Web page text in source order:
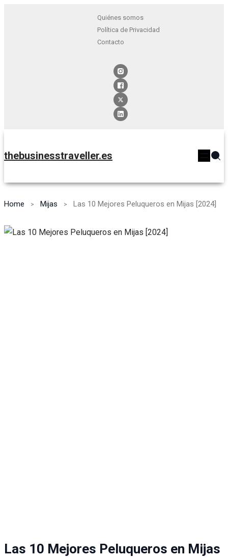
Quiénes somos
Política de Privacidad
Contacto
thebusinesstraveller.es
Home Mijas Las 10 Mejores Peluqueros en Mijas [2024]
Las 10 Mejores Peluqueros en Mijas